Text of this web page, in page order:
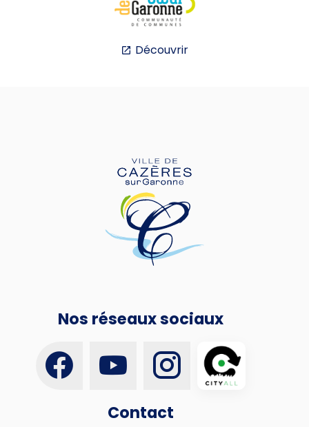
Découvrir
Nos réseaux sociaux
Contact